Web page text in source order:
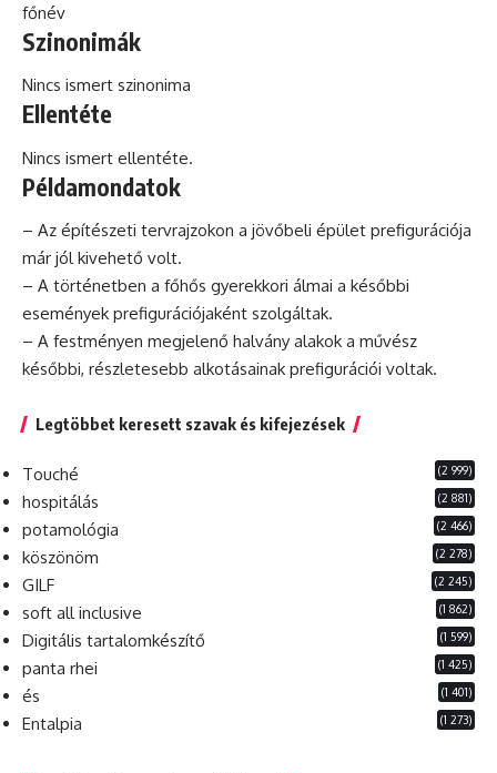
főnév
Szinonimák
Nincs ismert szinonima
Ellentéte
Nincs ismert ellentéte.
Példamondatok
– Az építészeti tervrajzokon a jövőbeli épület prefigurációja
már jól kivehető volt.
– A történetben a főhős gyerekkori álmai a későbbi
események prefigurációjaként szolgáltak.
– A festményen megjelenő halvány alakok a művész
későbbi, részletesebb alkotásainak prefigurációi voltak.
Legtöbbet keresett szavak és kifejezések
Touché (2 999)
hospitálás (2 881)
potamológia (2 466)
köszönöm (2 278)
GILF (2 245)
soft all inclusive (1 862)
Digitális tartalomkészítő (1 599)
panta rhei (1 425)
és (1 401)
Entalpia (1 273)